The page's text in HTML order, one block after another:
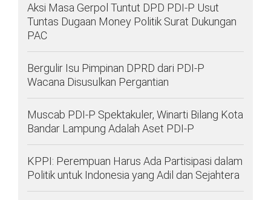
Aksi Masa Gerpol Tuntut DPD PDI-P Usut
Tuntas Dugaan Money Politik Surat Dukungan
PAC
Bergulir Isu Pimpinan DPRD dari PDI-P
Wacana Disusulkan Pergantian
Muscab PDI-P Spektakuler, Winarti Bilang Kota
Bandar Lampung Adalah Aset PDI-P
KPPI: Perempuan Harus Ada Partisipasi dalam
Politik untuk Indonesia yang Adil dan Sejahtera